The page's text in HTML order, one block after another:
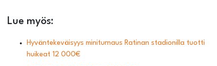
Lue myös:
Hyväntekeväisyys miniturnaus Ratinan stadionilla tuotti
huikeat 12 000€